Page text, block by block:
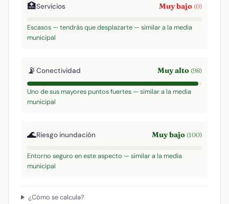
🏥Servicios Muy bajo (0)
Escasos — tendrás que desplazarte — similar a la media
municipal
📡Conectividad Muy alto (98)
Uno de sus mayores puntos fuertes — similar a la media
municipal
🌊Riesgo inundación Muy bajo (100)
Entorno seguro en este aspecto — similar a la media
municipal
¿Cómo se calcula?